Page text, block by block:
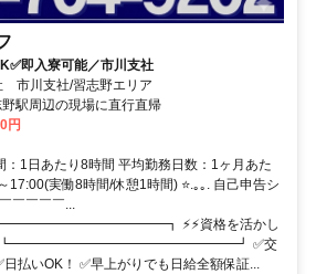
即入寮可能／市川支社
市川支社/習志野エリア
駅周辺の現場に直行直帰
円
：1日あたり8時間 平均勤務日数：1ヶ月あた
17:00(実働8時間/休憩1時間) ⭐.｡｡. 自己申告シ
￣￣￣￣...
⚡⚡資格を活かし
⚡⚡ ┗━━━━━━━━━━━━━━━━━┛ ✅交
払いOK！ ✅早上がりでも日給全額保証...